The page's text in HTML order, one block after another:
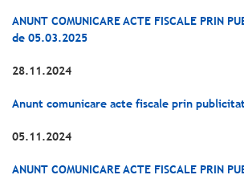
ANUNT COMUNICARE ACTE FISCALE PRIN
de 05.03.2025
28.11.2024
Anunt comunicare acte fiscale prin
05.11.2024
ANUNT COMUNICARE ACTE FISCALE PRIN